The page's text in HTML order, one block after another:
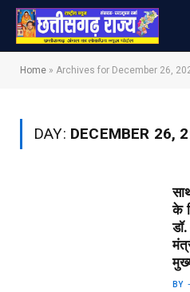
Home » Archives for December 26,
DAY: DECEMBER 26,
के
BY